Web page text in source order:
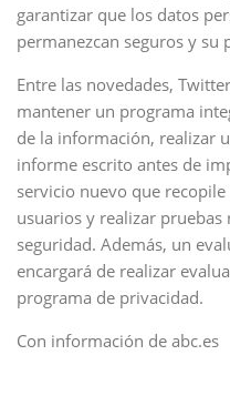
garantizar que los datos
permanezcan seguros y su
Entre las novedades,
mantener un programa
de la información, realizar
informe escrito antes de
servicio nuevo que
usuarios y realizar pruebas
seguridad. Además, un
encargará de realizar
programa de privacidad.
Con información de abc.es